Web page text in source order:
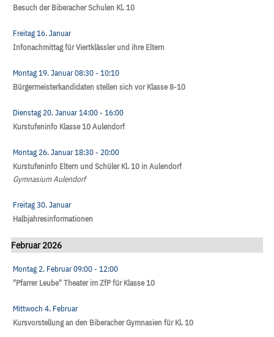
Besuch der Biberacher Schulen Kl. 10
Freitag 16. Januar
Infonachmittag für Viertklässler und ihre Eltern
Montag 19. Januar08:30- 10:10
Bürgermeisterkandidaten stellen sich vor Klasse 8-10
Dienstag 20. Januar14:00- 16:00
Kurstufeninfo Klasse 10 Aulendorf
Montag 26. Januar18:30- 20:00
Kurstufeninfo Eltern und Schüler Kl. 10 in Aulendorf
Gymnasium Aulendorf
Freitag 30. Januar
Halbjahresinformationen
Februar 2026
Montag 2. Februar09:00- 12:00
"Pfarrer Leube" Theater im ZfP für Klasse 10
Mittwoch 4. Februar
Kursvorstellung an den Biberacher Gymnasien für Kl. 10